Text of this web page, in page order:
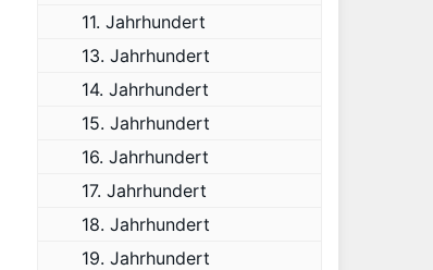
11. Jahrhundert
13. Jahrhundert
14. Jahrhundert
15. Jahrhundert
16. Jahrhundert
17. Jahrhundert
18. Jahrhundert
19. Jahrhundert